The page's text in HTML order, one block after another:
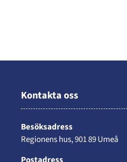
Kontakta oss
Besöksadress
Regionens hus, 901 89 Umeå